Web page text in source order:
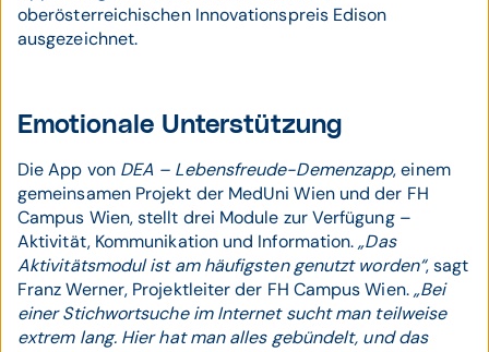
oberösterreichischen Innovationspreis Edison
ausgezeichnet.
Emotionale Unterstützung
Die App von DEA – Lebensfreude-Demenzapp, einem
gemeinsamen Projekt der MedUni Wien und der FH
Campus Wien, stellt drei Module zur Verfügung –
Aktivität, Kommunikation und Information.„Das
Aktivitätsmodul ist am häufigsten genutzt worden“, sagt
Franz Werner, Projektleiter der FH Campus Wien.„Bei
einer Stichwortsuche im Internet sucht man teilweise
extrem lang. Hier hat man alles gebündelt, und das